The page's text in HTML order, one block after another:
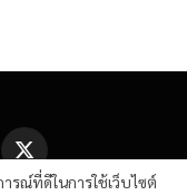
X
(Twitter)
ณ์ที่ดีในการใช้เว็บไซต์